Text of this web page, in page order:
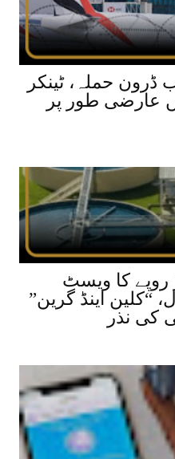
ڈرون حملہ، ٹینکر
عارضی طور پر
39 کروڑ روپے کا ویسٹ
“کلین اینڈ گرین”
کی نذر